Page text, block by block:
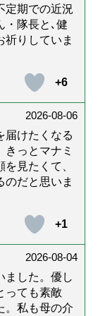
定期での近況
・隊長と､健
祈りしていま
+6
2026-08-06
届けたくなる
っとマナミ
見たくて、
のだと思いま
+1
2026-08-04
ました。優し
っても素敵
。私も母の介